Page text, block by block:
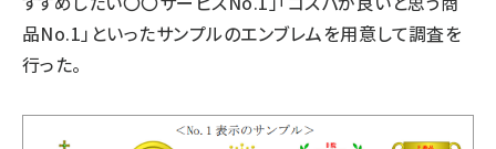
品No.1」といったサンプルのエンブレムを用意して調査を
行った。